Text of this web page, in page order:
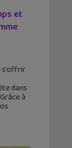
et
s’offrir
dans
à